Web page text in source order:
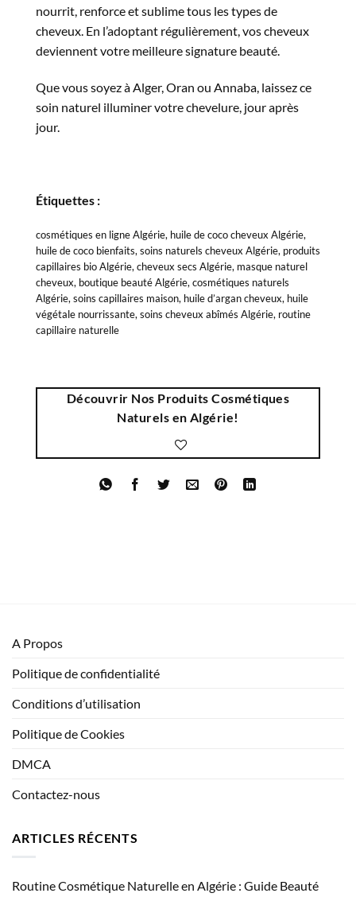
nourrit, renforce et sublime tous les types de
cheveux. En l’adoptant régulièrement, vos cheveux
deviennent votre meilleure signature beauté.
Que vous soyez à Alger, Oran ou Annaba, laissez ce
soin naturel illuminer votre chevelure, jour après
jour.
Étiquettes :
cosmétiques en ligne Algérie, huile de coco cheveux Algérie,
huile de coco bienfaits, soins naturels cheveux Algérie, produits
capillaires bio Algérie, cheveux secs Algérie, masque naturel
cheveux, boutique beauté Algérie, cosmétiques naturels
Algérie, soins capillaires maison, huile d’argan cheveux, huile
végétale nourrissante, soins cheveux abîmés Algérie, routine
capillaire naturelle
Découvrir Nos Produits Cosmétiques
Naturels en Algérie!
A Propos
Politique de confidentialité
Conditions d’utilisation
Politique de Cookies
DMCA
Contactez-nous
ARTICLES RÉCENTS
Routine Cosmétique Naturelle en Algérie : Guide Beauté